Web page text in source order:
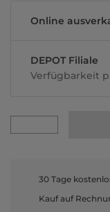
Online
DEPOT Filiale
Verfügbarkeit
30 Tage
Kauf auf